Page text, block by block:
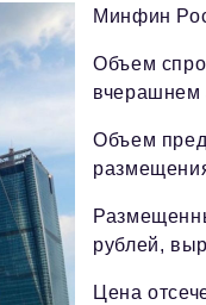
Минфин
Объем
вчерашнем
Объем
рублей,
Цена